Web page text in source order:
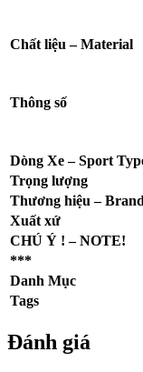
Chất liệu –Material
Thông số
Dòng Xe – Sport
Trọng lượng
Thương hiệu –
Xuất xứ
CHÚ Ý ! – NOTE!
***
Danh Mục
Tags
Đánh giá